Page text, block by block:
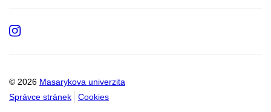
© 2026 Masarykova univerzita
Správce stránek
Cookies
Instagram